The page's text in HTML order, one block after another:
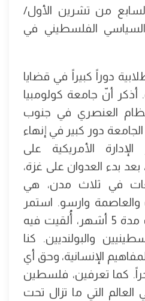
من تشرين الأول/
السياسي الفلسطيني في
دوراً كبيراً في قضايا
أنّ جامعة كولومبيا
العنصري في جنوب
دور كبير في إنهاء
الأمريكية على
بعد بدء العدوان على غزة،
في ثلاث مدن، هي
وارسو. استمر
الاعتصام في كراكوف مدة 5 أشهر، أُلقيت فيه
والبولنديين. كنا
الإنسانية، وحق أي
كما تعرفين، فلسطين
العالم التي ما تزال تحت